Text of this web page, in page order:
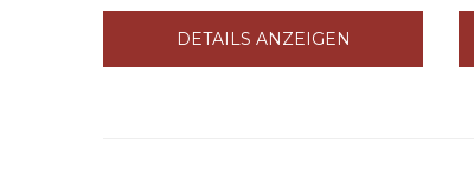
DETAILS ANZEIGEN